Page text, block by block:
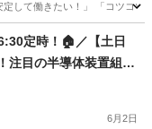
定して働きたい！」 「コツコ
定時！🏠／【土日
注目の半導体装置組立
6月2日